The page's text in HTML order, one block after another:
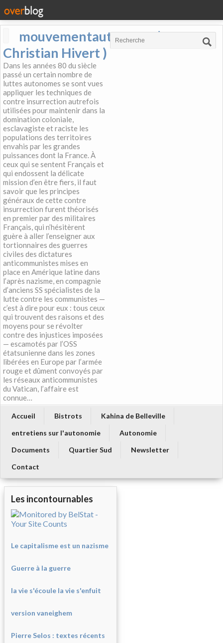
mouvementautonome (
Christian Hivert )
Dans les années 80 du siècle
passé un certain nombre de
luttes autonomes se sont vues
appliquer les techniques de
contre insurrection autrefois
utilisées pour maintenir dans la
domination coloniale,
esclavagiste et raciste les
populations des territoires
envahis par les grandes
puissances dont la France. À
ceux qui se sentent Français et
qui endossent la délicate
mission d’en être fiers, il faut
savoir que les principes
généraux de cette contre
insurrection furent théorisés
en premier par des militaires
Français, qui n’hésitèrent
guère à aller l’enseigner aux
tortionnaires des guerres
civiles des dictatures
anticommunistes mises en
place en Amérique latine dans
l’après nazisme, en compagnie
d’anciens SS spécialistes de la
lutte contre les communistes —
c’est à dire pour eux : tous ceux
qui trouvent des raisons et des
moyens pour se révolter
contre des injustices imposées
— escamotés par l’OSS
étatsunienne dans les zones
libérées en Europe par l’armée
rouge et dûment convoyés par
les réseaux anticommunistes
du Vatican, l’affaire est
connue…
Accueil Bistrots
Kahina de Belleville
entretiens sur l'autonomie
Autonomie
Documents
Quartier Sud
Newsletter
Contact
Les incontournables
Le capitalisme est un nazisme
Guerre à la guerre
la vie s'écoule la vie s'enfuit
version vaneighem
Pierre Selos : textes récents